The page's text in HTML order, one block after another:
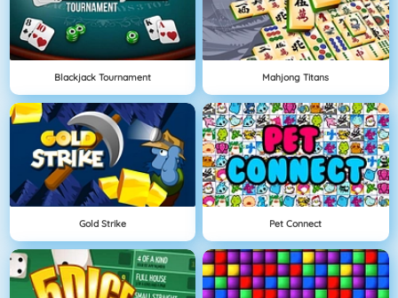
Blackjack Tournament Mahjong Titans
Gold Strike Pet Connect